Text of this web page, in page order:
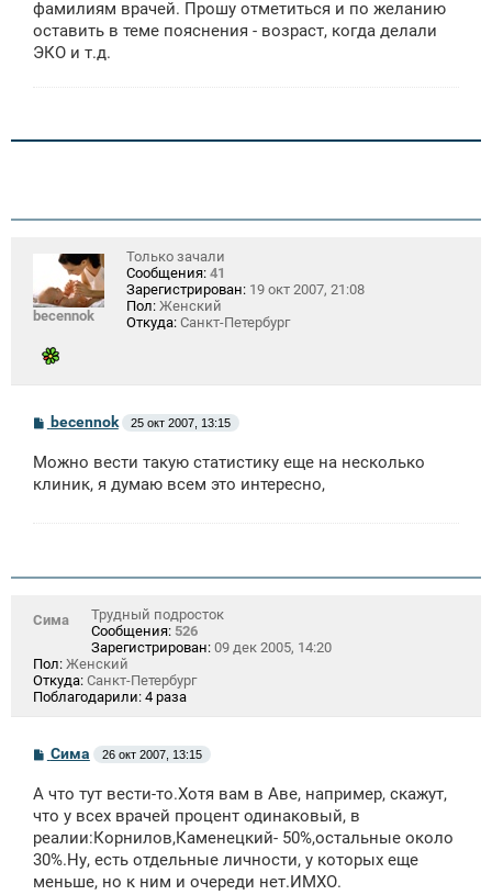
фамилиям врачей. Прошу отметиться и по желанию
оставить в теме пояснения - возраст, когда делали
ЭКО и т.д.
becennok
Только зачали
Сообщения: 41
Зарегистрирован: 19 окт 2007, 21:08
Пол: Женский
Откуда: Санкт-Петербург
С
б
щ
becennok 25 окт 2007, 13:15
Можно вести такую статистику еще на несколько
клиник, я думаю всем это интересно,
Сима
Трудный подросток
Сообщения: 526
Зарегистрирован: 09 дек 2005, 14:20
Пол: Женский
Откуда: Санкт-Петербург
Поблагодарили: 4 раза
С
б
щ
н
и
Сима 26 окт 2007, 13:15
А что тут вести-то.Хотя вам в Аве, например, скажут,
что у всех врачей процент одинаковый, в
реалии:Корнилов,Каменецкий- 50%,остальные около
30%.Ну, есть отдельные личности, у которых еще
меньше, но к ним и очереди нет.ИМХО.